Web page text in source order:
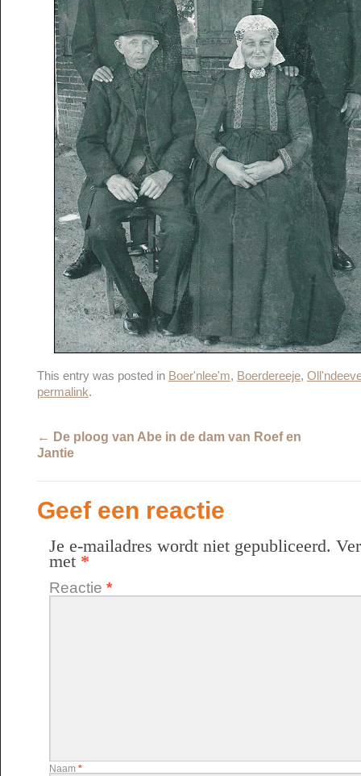
This entry was posted in Boer'nlee'm, Boerdereeje,
permalink.
← De ploog van Abe in de dam van Roef en
Jantie
Geef een reactie
Je e-mailadres wordt niet gepubliceerd.
met *
Reactie *
Naam *